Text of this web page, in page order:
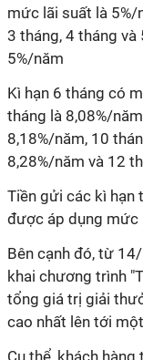
mức lãi suất là 5%/
3 tháng, 4 tháng
5%/năm
Kì hạn 6 tháng có
tháng là 8,08%/
8,18%/năm, 10
8,28%/năm và 12
Tiền gửi các kì hạn
được áp dụng mức
Bên cạnh đó, từ
khai chương trình
tổng giá trị giải
cao nhất lên tới
Cụ thể, khách